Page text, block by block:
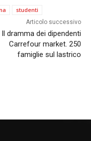
studenti
Articolo successivo
Il dramma dei dipendenti
Carrefour market. 250
famiglie sul lastrico